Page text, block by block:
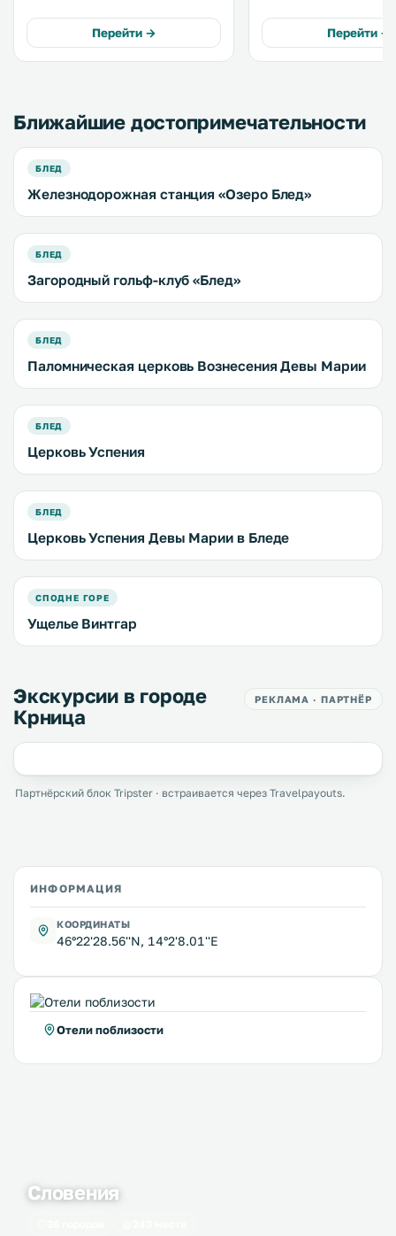
Расстояние до Бледского замка
составляет 5 км. .
Перейти →
домашними
Перейти →
Ближайшие достопримечательности
БЛЕД
Железнодорожная станция «Озеро Блед»
БЛЕД
Загородный гольф-клуб «Блед»
БЛЕД
Паломническая церковь Вознесения Девы Марии
БЛЕД
Церковь Успения
БЛЕД
Церковь Успения Девы Марии в Бледе
СПОДНE ГОРE
Ущелье Винтгар
Экскурсии в городе
Крница
РЕКЛАМА · ПАРТНЁР
Партнёрский блок Tripster · встраивается через Travelpayouts.
ИНФОРМАЦИЯ
КООРДИНАТЫ
46°22'28.56''N, 14°2'8.01''E
Отели поблизости
Словения